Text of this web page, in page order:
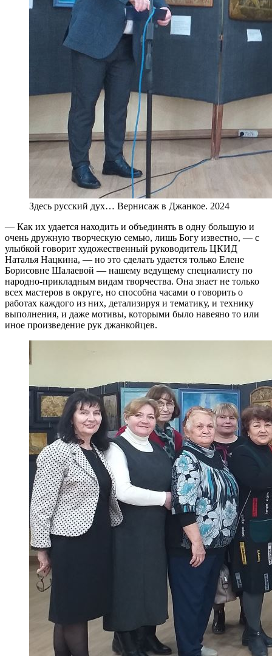
Здесь русский дух… Вернисаж в Джанкое. 2024
— Как их удается находить и объединять в одну большую и
очень дружную творческую семью, лишь Богу известно, — с
улыбкой говорит художественный руководитель ЦКИД
Наталья Нацкина, — но это сделать удается только Елене
Борисовне Шалаевой — нашему ведущему специалисту по
народно-прикладным видам творчества. Она знает не только
всех мастеров в округе, но способна часами о говорить о
работах каждого из них, детализируя и тематику, и технику
выполнения, и даже мотивы, которыми было навеяно то или
иное произведение рук джанкойцев.